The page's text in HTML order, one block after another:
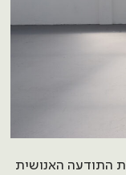
התודעה האנושית